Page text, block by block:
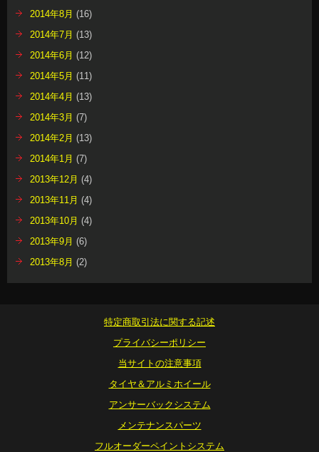
2014年8月 (16)
2014年7月 (13)
2014年6月 (12)
2014年5月 (11)
2014年4月 (13)
2014年3月 (7)
2014年2月 (13)
2014年1月 (7)
2013年12月 (4)
2013年11月 (4)
2013年10月 (4)
2013年9月 (6)
2013年8月 (2)
特定商取引法に関する記述
プライバシーポリシー
当サイトの注意事項
タイヤ＆アルミホイール
アンサーバックシステム
メンテナンスパーツ
フルオーダーペイントシステム